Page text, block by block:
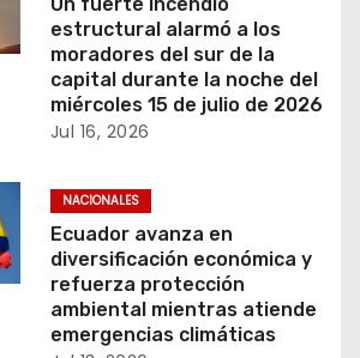
estructural alarmó a los
moradores del sur de la
capital durante la noche del
miércoles 15 de julio de 2026
Jul 16, 2026
NACIONALES
Ecuador avanza en
diversificación económica y
refuerza protección
ambiental mientras atiende
emergencias climáticas